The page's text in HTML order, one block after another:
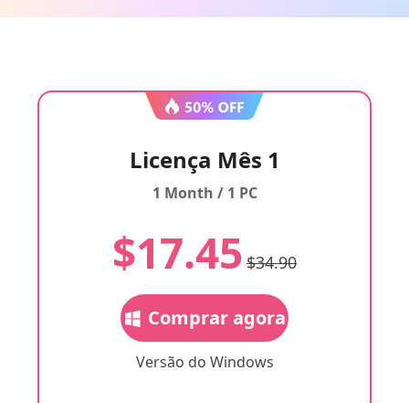
Licença Mês 1
1 Month / 1 PC
$17.45 $34.90
Comprar agora
Versão do Windows